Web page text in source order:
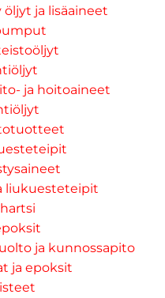
öljyt ja lisäaineet
ja hoitoaineet
liukuesteteipit
ja kunnossapito
ja epoksit